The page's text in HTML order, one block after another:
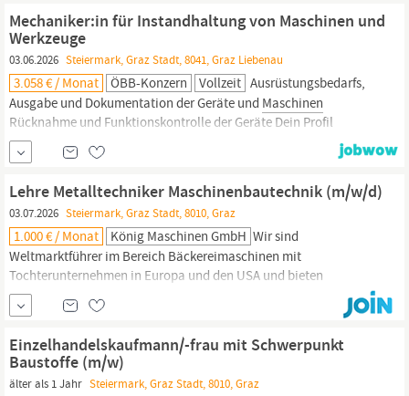
(m/w/d) inGraz
Mechaniker:in für Instandhaltung von Maschinen und
Werkzeuge
03.06.2026 Steiermark, Graz Stadt, 8041, Graz Liebenau
3.058 € / Monat ÖBB-Konzern Vollzeit Ausrüstungsbedarfs,
Ausgabe und Dokumentation der Geräte und Maschinen
Rücknahme und Funktionskontrolle der Geräte Dein Profil
Abgeschlossene Lehre als Land- und Baumaschinentechniker:in
oder vergleichbare technische Ausbildung Idealerweise Erfahrung
in der Instandhaltung von Bau- und Forstmaschinen und Motoren
Sehr gute Deutschkenntnisse und B...
Lehre Metalltechniker Maschinenbautechnik (m/w/d)
03.07.2026 Steiermark, Graz Stadt, 8010, Graz
1.000 € / Monat König Maschinen GmbH Wir sind
Weltmarktführer im Bereich Bäckereimaschinen mit
Tochterunternehmen in Europa und den USA und bieten
folgenden Lehrberuf in
Maschinenbauchtechniker
fertigen Bauteile auf konventionellen
und rechnergestützten Werkzeugmaschinen und sind
verantwortlich für das Zusammenbauen, Montieren sowie
Zerlegen von Bauteilen.
Einzelhandelskaufmann/-frau mit Schwerpunkt
Baustoffe (m/w)
älter als 1 Jahr Steiermark, Graz Stadt, 8010, Graz